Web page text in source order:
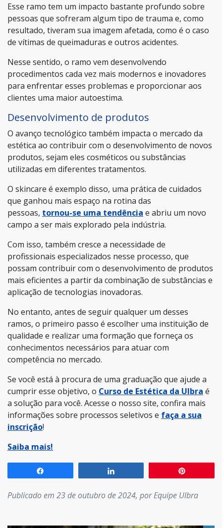
Esse ramo tem um impacto bastante profundo sobre
pessoas que sofreram algum tipo de trauma e, como
resultado, tiveram sua imagem afetada, como é o caso
de vítimas de queimaduras e outros acidentes.
Nesse sentido, o ramo vem desenvolvendo
procedimentos cada vez mais modernos e inovadores
para enfrentar esses problemas e proporcionar aos
clientes uma maior autoestima.
Desenvolvimento de produtos
O avanço tecnológico também impacta o mercado da
estética ao contribuir com o desenvolvimento de novos
produtos, sejam eles cosméticos ou substâncias
utilizadas em diferentes tratamentos.
O skincare é exemplo disso, uma prática de cuidados
que ganhou mais espaço na rotina das
pessoas, tornou-se uma tendência e abriu um novo
campo a ser mais explorado pela indústria.
Com isso, também cresce a necessidade de
profissionais especializados nesse processo, que
possam contribuir com o desenvolvimento de produtos
mais eficientes a partir da combinação de substâncias e
aplicação de tecnologias inovadoras.
No entanto, antes de seguir qualquer um desses
ramos, o primeiro passo é escolher uma instituição de
qualidade e realizar uma formação que forneça os
conhecimentos necessários para atuar com
competência no mercado.
Se você está à procura de uma graduação que ajude a
cumprir esse objetivo, o Curso de Estética da Ulbra é
a solução para você. Acesse o nosso site, confira mais
informações sobre processos seletivos e faça a sua
inscrição!
Saiba mais!
Publicado em 23 de outubro de 2024, por Equipe Ulbra